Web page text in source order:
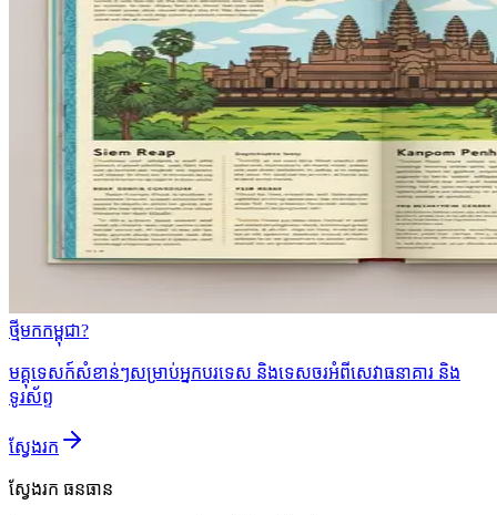
ថ្មីមកកម្ពុជា?
មគ្គុទេសក៍សំខាន់ៗសម្រាប់អ្នកបរទេស និងទេសចរអំពីសេវាធនាគារ និង
ទូរស័ព្ទ
ស្វែងរក
ស្វែងរក ធនធាន